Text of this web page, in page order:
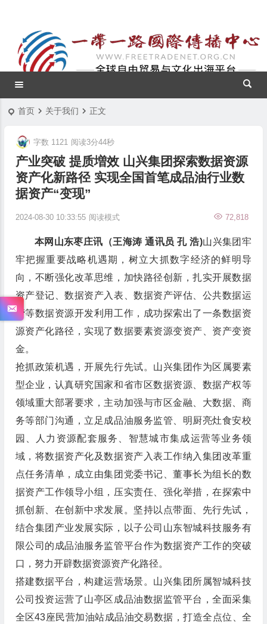
首页 关于我们 正文
产业突破 提质増效 山兴集团探索数据资源
资产化新路径 实现全国首笔成品油行业数
据资产“变现”
2024-08-30 10:33:55 72,818
字数 1121 阅读3分44秒
阅读模式
本网山东枣庄讯（王海涛 通讯员 孔 浩)山兴集团牢
牢把握重要战略机遇期，树立大抓数字经济的鲜明导
向，不断强化改革思维，加快路径创新，扎实开展数据
资产登记、数据资产入表、数据资产评估、公共数据运
营等数据资源开发利用工作，成功探索出了一条数据资
源资产化路径，实现了数据要素资源变资产、资产变资
金。
抢抓政策机遇，开展先行先试。山兴集团作为区属要素
型企业，认真研究国家和省市区数据资源、数据产权等
领域重大部署要求，主动加强与市区金融、大数据、商
务等部门沟通，立足成品油服务监管、明厨亮灶食安校
园、人力资源配套服务、智慧城市集成运营等业务领
域，将数据资产化及数据资产入表工作纳入集团改革重
点任务清单，成立由集团党委书记、董事长为组长的数
据资产工作领导小组，压实责任、强化举措，在探索中
抓创新、在创新中求发展。坚持以点带面、先行先试，
结合集团产业发展实际，以子公司山东智城科技服务有
限公司的成品油服务监管平台作为数据资产工作的突破
口，努力开辟数据资源资产化路径。
搭建数据平台，构建运营场景。山兴集团所属智城科技
公司投资运营了山亭区成品油数据监管平台，全面采集
全区43座民营加油站成品油交易数据，打造全点位、全